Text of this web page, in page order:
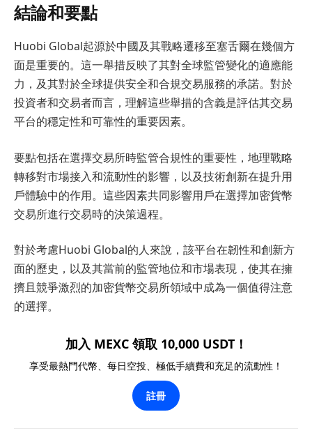
結論和要點
Huobi Global起源於中國及其戰略遷移至塞舌爾在幾個方
面是重要的。這一舉措反映了其對全球監管變化的適應能
力，及其對於全球提供安全和合規交易服務的承諾。對於
投資者和交易者而言，理解這些舉措的含義是評估其交易
平台的穩定性和可靠性的重要因素。
要點包括在選擇交易所時監管合規性的重要性，地理戰略
轉移對市場接入和流動性的影響，以及技術創新在提升用
戶體驗中的作用。這些因素共同影響用戶在選擇加密貨幣
交易所進行交易時的決策過程。
對於考慮Huobi Global的人來說，該平台在韌性和創新方
面的歷史，以及其當前的監管地位和市場表現，使其在擁
擠且競爭激烈的加密貨幣交易所領域中成為一個值得注意
的選擇。
加入 MEXC 領取 10,000 USDT！
享受最熱門代幣、每日空投、極低手續費和充足的流動性！
註冊